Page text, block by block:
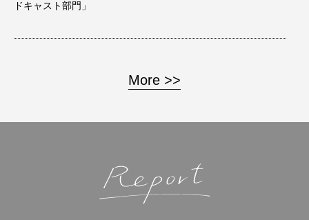
ドキャスト部門」
More >>